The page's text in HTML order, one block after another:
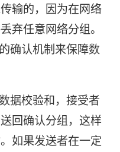
输的，因为在网络
弃任意网络分组。
确认机制来保障数
据校验和，接受者
回确认分组，这样
如果发送者在一定